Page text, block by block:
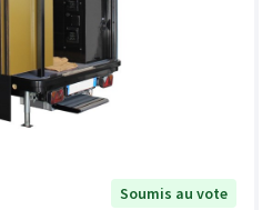
Soumis au vote